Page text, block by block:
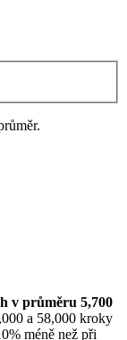
v průměru 5,700
a 58,000 kroky
méně než při